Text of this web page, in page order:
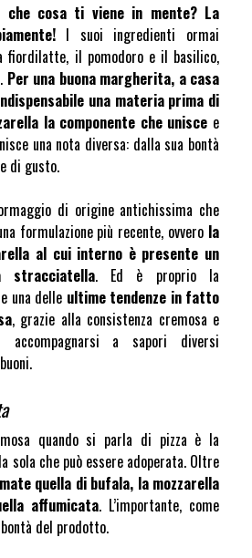
che cosa ti viene in mente? La
I suoi ingredienti ormai
fiordilatte, il pomodoro e il basilico,
Per una buona margherita, a casa
una materia prima di
la componente che unisce e
una nota diversa: dalla sua bontà
di gusto.
di origine antichissima che
formulazione più recente, ovvero la
al cui interno è presente un
stracciatella. Ed è proprio la
una delle ultime tendenze in fatto
, grazie alla consistenza cremosa e
accompagnarsi a sapori diversi
quando si parla di pizza è la
sola che può essere adoperata. Oltre
quella di bufala, la mozzarella
affumicata. L’importante, come
del prodotto.